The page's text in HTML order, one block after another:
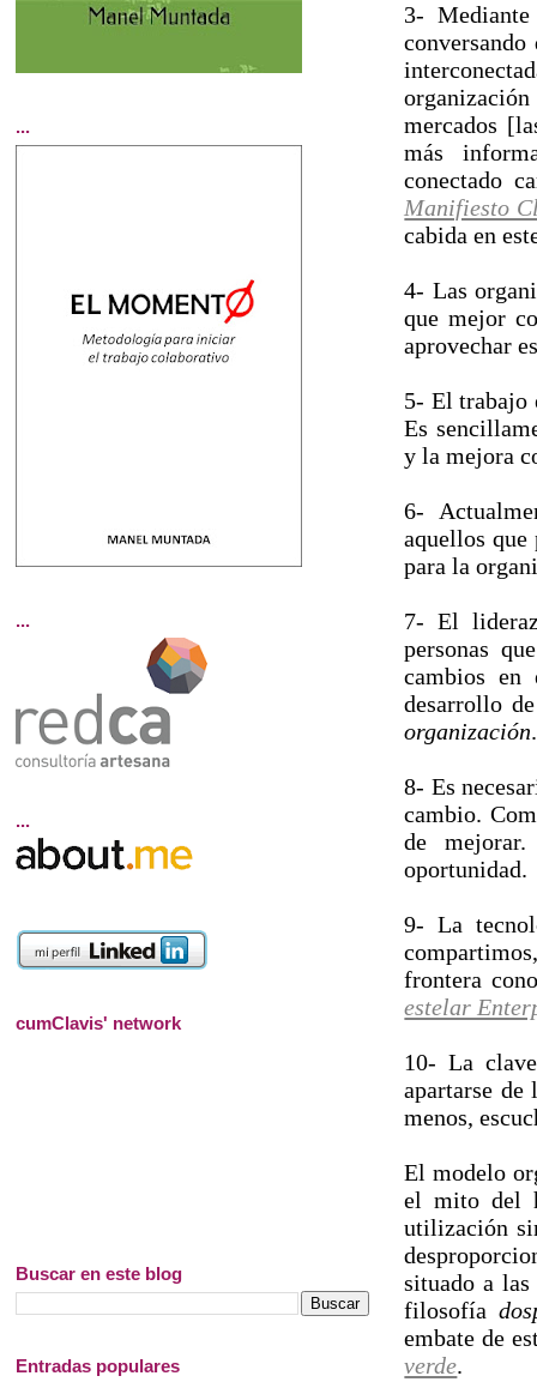
3-
conversando
mercados
más
conectado
Manifiesto
cabida en
4- Las
que mejor
aprovechar
5- El trabajo
Es
y la mejora
6-
aquellos que
para la
7- El
personas
cambios en
desarrollo
organización
8- Es
cambio.
de
oportunidad.
9- La
frontera
estelar
10- La
apartarse
menos,
El modelo
el mito del
utilización
situado a
filosofía
embate de
verde.
...
...
...
cumClavis' network
Buscar en este blog
Entradas populares